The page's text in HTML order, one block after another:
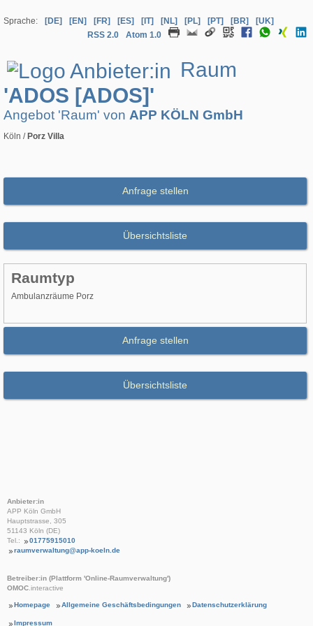
Sprache: [DE] [EN] [FR] [ES] [IT] [NL] [PL] [PT] [BR]
[UK]
RSS 2.0
Atom 1.0
Raum
'ADOS [ADOS]'
Angebot 'Raum' von APP KÖLN GmbH
Köln / Porz Villa
Anfrage stellen
Übersichtsliste
Raumtyp
Ambulanzräume Porz
Anfrage stellen
Übersichtsliste
Anbieter:in
APP Köln GmbH
Hauptstrasse, 305
51143 Köln (DE)
Tel.:
01775915010
raumverwaltung@app-koeln.de
Betreiber:in (Plattform 'Online-Raumverwaltung')
OMOC.interactive
Homepage Allgemeine Geschäftsbedingungen Datenschutzerklärung
Impressum